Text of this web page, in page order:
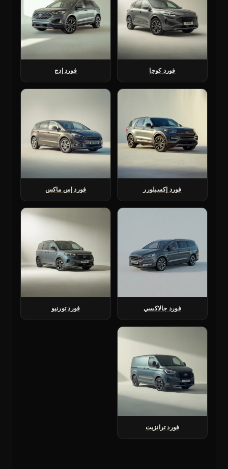
فورد كوجا فورد إدج
فورد إكسبلورر فورد إس ماكس
فورد جالاكسي فورد تورنيو
فورد ترانزيت